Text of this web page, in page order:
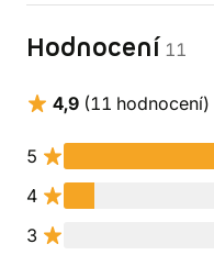
Hodnocení 11
4,9 (11 hodnocení)
5
4
3